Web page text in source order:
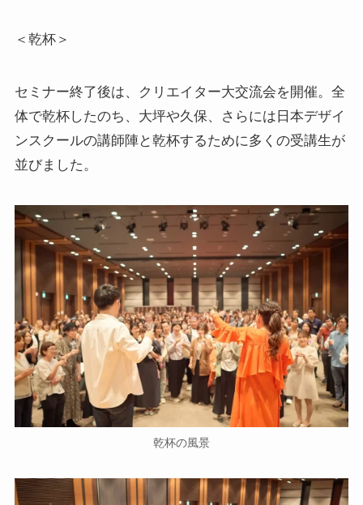
＜乾杯＞
セミナー終了後は、クリエイター大交流会を開催。全
体で乾杯したのち、大坪や久保、さらには日本デザイ
ンスクールの講師陣と乾杯するために多くの受講生が
並びました。
乾杯の風景